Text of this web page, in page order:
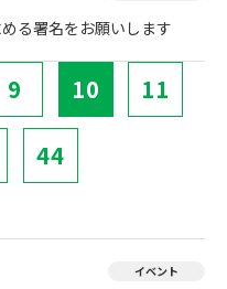
る署名をお願いします
9 10 11
44
イベント